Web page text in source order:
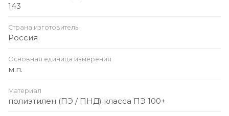
143
Страна изготовитель
Россия
Основная единица измерения
м.п.
Материал
полиэтилен (ПЭ / ПНД) класса ПЭ 100+